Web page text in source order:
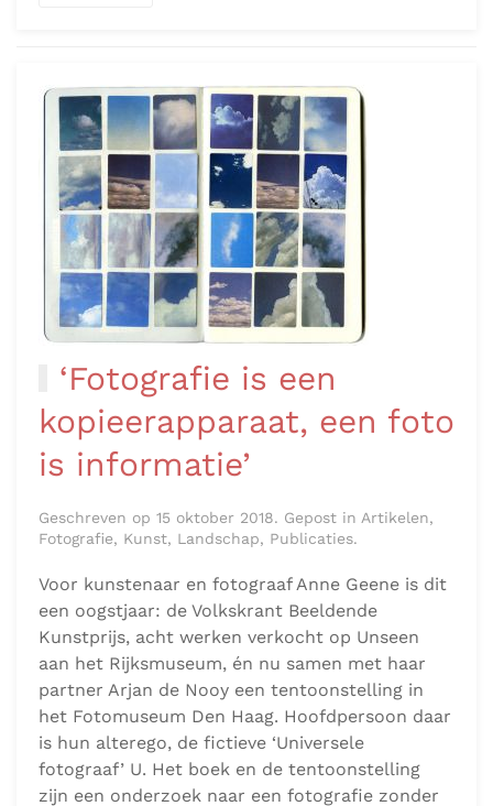
‘Fotografie is een
kopieerapparaat, een foto
is informatie’
Geschreven op 15 oktober 2018. Gepost in Artikelen,
Fotografie, Kunst, Landschap, Publicaties.
Voor kunstenaar en fotograaf Anne Geene is dit
een oogstjaar: de Volkskrant Beeldende
Kunstprijs, acht werken verkocht op Unseen
aan het Rijksmuseum, én nu samen met haar
partner Arjan de Nooy een tentoonstelling in
het Fotomuseum Den Haag. Hoofdpersoon daar
is hun alterego, de fictieve ‘Universele
fotograaf’ U. Het boek en de tentoonstelling
zijn een onderzoek naar een fotografie zonder